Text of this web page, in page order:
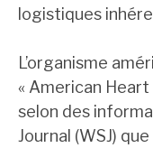
logistiques
L’organisme
« American Heart
selon des
Journal (WSJ)